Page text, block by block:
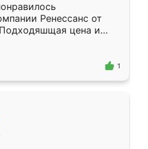
Ренессанс от
цена и
Приехавший
Владислав
эскизу самый
1